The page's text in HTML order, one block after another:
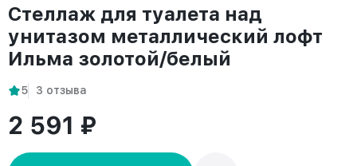
Стеллаж для туалета над
унитазом металлический лофт
Ильма золотой/белый
5 3 отзыва
2 591 ₽